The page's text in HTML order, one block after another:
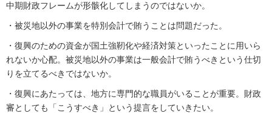
中期財政フレームが形骸化してしまうのではないか。
・被災地以外の事業を特別会計で賄うことは問題だった。
・復興のための資金が国土強靭化や経済対策といったことに用いら
れないか心配。被災地以外の事業は一般会計で賄うべきという仕切
りを立てるべきではないか。
・復興にあたっては、地方に専門的な職員がいることが重要。財政
審としても「こうすべき」という提言をしていきたい。